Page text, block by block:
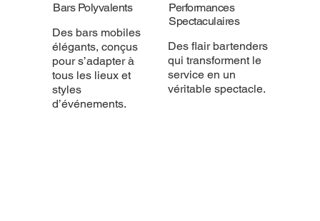
Bars Polyvalents
Des bars mobiles
élégants, conçus
pour s’adapter à
tous les lieux et
styles
d’événements.
Performances
Spectaculaires
Des flair bartenders
qui transforment le
service en un
véritable spectacle.